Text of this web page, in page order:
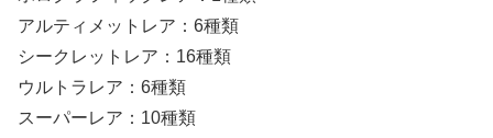
アルティメットレア：6種類
シークレットレア：16種類
ウルトラレア：6種類
スーパーレア：10種類